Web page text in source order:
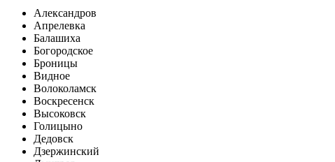
Александров
Апрелевка
Балашиха
Богородское
Броницы
Видное
Волоколамск
Воскресенск
Высоковск
Голицыно
Дедовск
Дзержинский